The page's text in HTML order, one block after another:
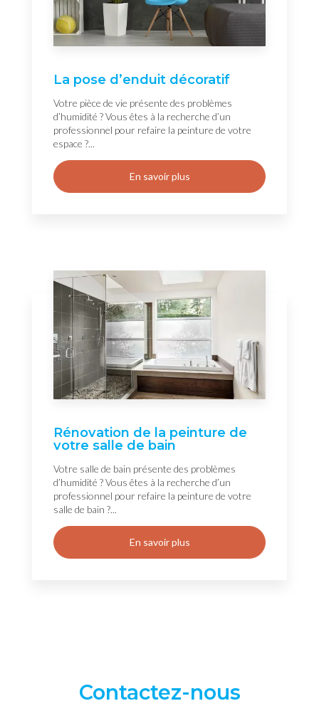
La pose d’enduit décoratif
Votre pièce de vie présente des problèmes
d’humidité ? Vous êtes à la recherche d’un
professionnel pour refaire la peinture de votre
espace ?...
En savoir plus
Rénovation de la peinture de
votre salle de bain
Votre salle de bain présente des problèmes
d’humidité ? Vous êtes à la recherche d’un
professionnel pour refaire la peinture de votre
salle de bain ?...
En savoir plus
Contactez-nous